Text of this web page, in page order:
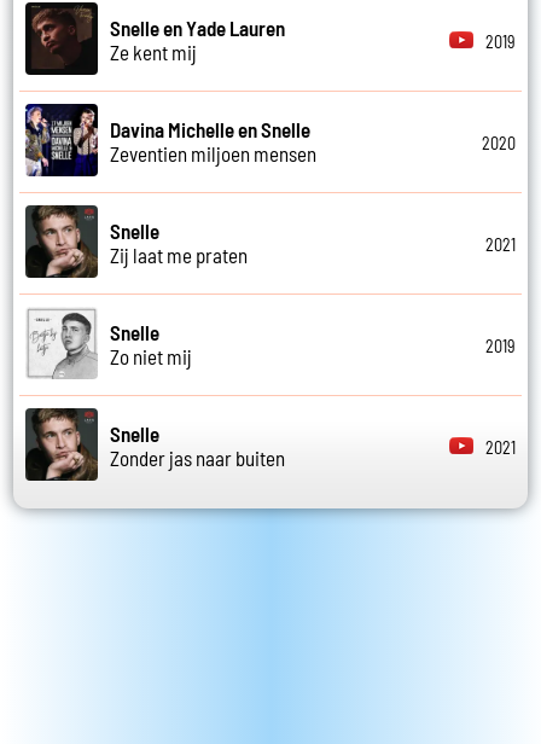
Snelle en Yade Lauren
Ze kent mij
2019
Davina Michelle en Snelle
Zeventien miljoen mensen
2020
Snelle
Zij laat me praten
2021
Snelle
Zo niet mij
2019
Snelle
Zonder jas naar buiten
2021